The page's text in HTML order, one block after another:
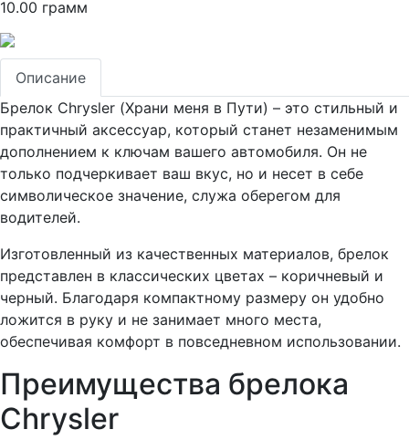
10.00 грамм
Описание
Брелок Chrysler (Храни меня в Пути) – это стильный и
практичный аксессуар, который станет незаменимым
дополнением к ключам вашего автомобиля. Он не
только подчеркивает ваш вкус, но и несет в себе
символическое значение, служа оберегом для
водителей.
Изготовленный из качественных материалов, брелок
представлен в классических цветах – коричневый и
черный. Благодаря компактному размеру он удобно
ложится в руку и не занимает много места,
обеспечивая комфорт в повседневном использовании.
Преимущества брелока
Chrysler